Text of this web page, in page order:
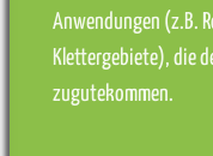
Anwendungen (z.B.
Klettergebiete), die
zugutekommen.